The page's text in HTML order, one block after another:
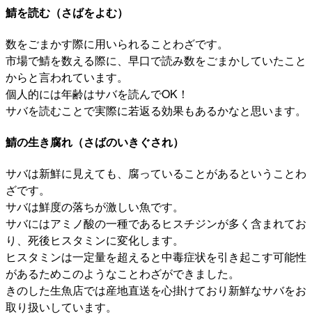
鯖を読む（さばをよむ）
数をごまかす際に用いられることわざです。
市場で鯖を数える際に、早口で読み数をごまかしていたこと
からと言われています。
個人的には年齢はサバを読んでOK！
サバを読むことで実際に若返る効果もあるかなと思います。
鯖の生き腐れ（さばのいきぐされ）
サバは新鮮に見えても、腐っていることがあるということわ
ざです。
サバは鮮度の落ちが激しい魚です。
サバにはアミノ酸の一種であるヒスチジンが多く含まれてお
り、死後ヒスタミンに変化します。
ヒスタミンは一定量を超えると中毒症状を引き起こす可能性
があるためこのようなことわざができました。
きのした生魚店では産地直送を心掛けており新鮮なサバをお
取り扱いしています。